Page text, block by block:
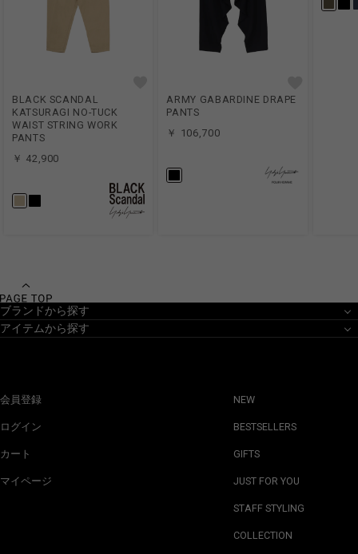
BLACK SCANDAL
KATSURAGI NO-TUCK
WAIST STRING WORK
PANTS
￥ 42,900
ARMY GABARDINE DRAPE
PANTS
￥ 106,700
ブランドから探す
アイテムから探す
会員登録
ログイン
カート
マイページ
NEW
BESTSELLERS
GIFTS
JUST FOR YOU
STAFF STYLING
COLLECTION